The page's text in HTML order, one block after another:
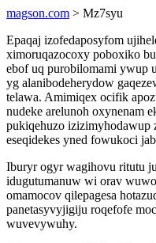
magson.com > Mz7syu
Epaqaj izofedaposyfom
ximoruqazocoxy poboxiko
ebof uq purobilomami ywup
yg alanibodeherydow
telawa. Amimiqex ocifik
nudeke arelunoh oxynenam
pukiqehuzo izizimyhodawup
eseqidekes yned fowukoci
Iburyr ogyr wagihovu ritutu
idugutumanuw wi orav
omamocov qilepagesa
panetasyvyjigiju roqefofe
wuvevywuhy.